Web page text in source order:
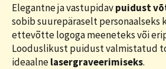
Elegantne ja vastupidavpuidust
sobib suurepäraselt personaalseks
ettevõtte logoga meeneteks või
Looduslikust puidust valmistatud
ideaalnelasergraveerimiseks.